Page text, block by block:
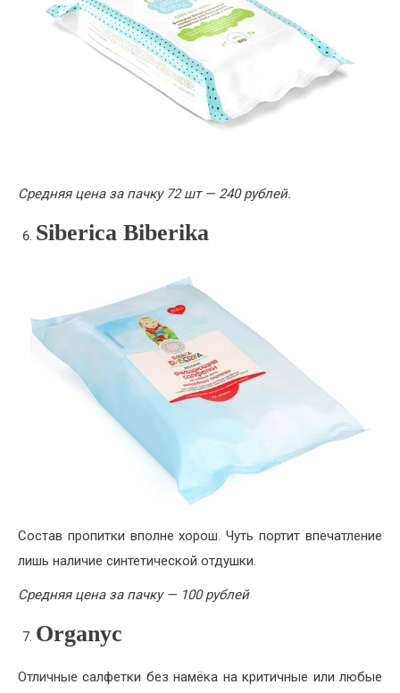
Средняя цена за пачку 72 шт — 240 рублей.
Siberica Biberika
Состав пропитки вполне хорош. Чуть портит впечатление
лишь наличие синтетической отдушки.
Средняя цена за пачку — 100 рублей
Organyc
Отличные салфетки без намёка на критичные или любые